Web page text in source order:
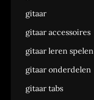
gitaar
gitaar accessoires
gitaar leren spelen
gitaar onderdelen
gitaar tabs